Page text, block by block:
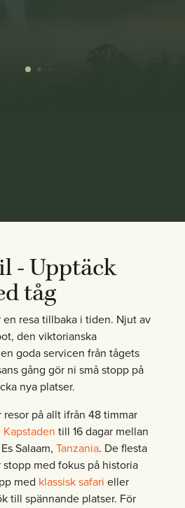
- Upptäck
tåg
resa tillbaka i tiden. Njut av
den viktorianska
goda servicen från tågets
gång gör ni små stopp på
nya platser.
resor på allt ifrån 48 timmar
Kapstaden till 16 dagar mellan
Salaam, Tanzania. De flesta
med fokus på historia
med klassisk safari eller
till spännande platser. För